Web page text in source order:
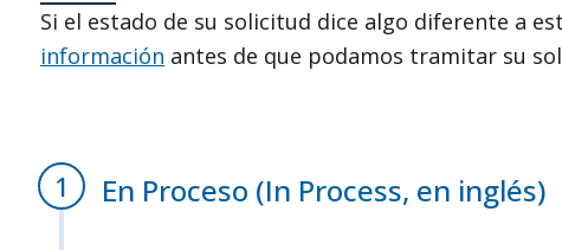
Si el estado de su solicitud dice algo diferente a
información antes de que podamos tramitar su
En Proceso (In Process, en inglés)